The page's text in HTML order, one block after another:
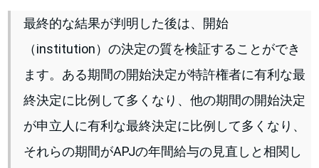
最終的な結果が判明した後は、開始
（institution）の決定の質を検証することができ
ます。ある期間の開始決定が特許権者に有利な最
終決定に比例して多くなり、他の期間の開始決定
が申立人に有利な最終決定に比例して多くなり、
それらの期間がAPJの年間給与の見直しと相関し